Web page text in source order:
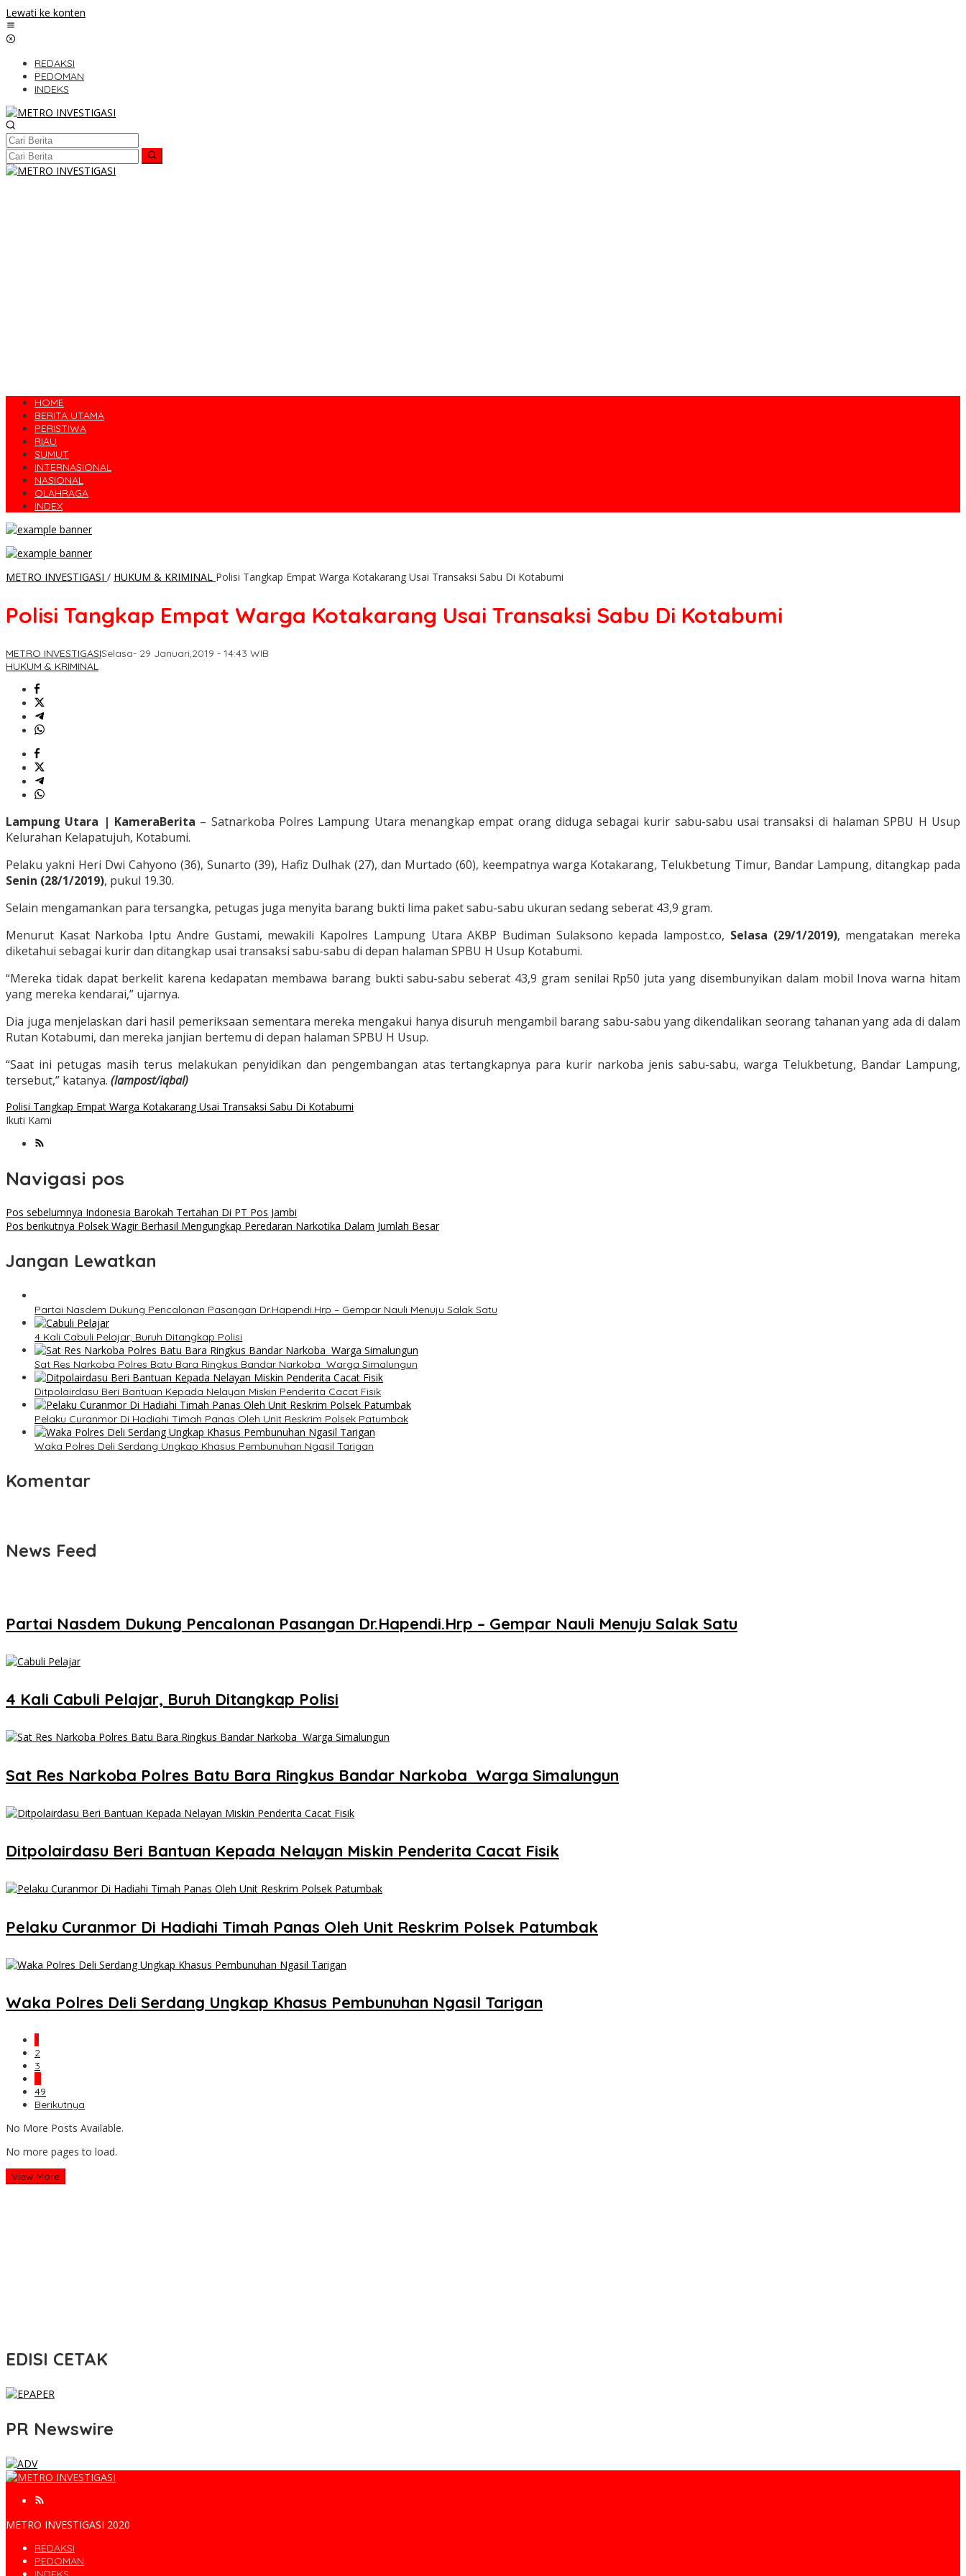
Lewati ke konten
REDAKSI
PEDOMAN
INDEKS
HOME
BERITA UTAMA
PERISTIWA
RIAU
SUMUT
INTERNASIONAL
NASIONAL
OLAHRAGA
INDEX
METRO INVESTIGASI / HUKUM & KRIMINAL Polisi Tangkap Empat Warga Kotakarang Usai Transaksi Sabu Di Kotabumi
Polisi Tangkap Empat Warga Kotakarang Usai Transaksi Sabu Di Kotabumi
METRO INVESTIGASISelasa- 29 Januari,2019 - 14:43 WIB
HUKUM & KRIMINAL
Lampung Utara | KameraBerita – Satnarkoba Polres Lampung Utara menangkap empat orang diduga sebagai kurir sabu-sabu usai transaksi di halaman SPBU H Usup
Kelurahan Kelapatujuh, Kotabumi.
Pelaku yakni Heri Dwi Cahyono (36), Sunarto (39), Hafiz Dulhak (27), dan Murtado (60), keempatnya warga Kotakarang, Telukbetung Timur, Bandar Lampung, ditangkap pada
Senin (28/1/2019), pukul 19.30.
Selain mengamankan para tersangka, petugas juga menyita barang bukti lima paket sabu-sabu ukuran sedang seberat 43,9 gram.
Menurut Kasat Narkoba Iptu Andre Gustami, mewakili Kapolres Lampung Utara AKBP Budiman Sulaksono kepada lampost.co, Selasa (29/1/2019), mengatakan mereka
diketahui sebagai kurir dan ditangkap usai transaksi sabu-sabu di depan halaman SPBU H Usup Kotabumi.
“Mereka tidak dapat berkelit karena kedapatan membawa barang bukti sabu-sabu seberat 43,9 gram senilai Rp50 juta yang disembunyikan dalam mobil Inova warna hitam
yang mereka kendarai,” ujarnya.
Dia juga menjelaskan dari hasil pemeriksaan sementara mereka mengakui hanya disuruh mengambil barang sabu-sabu yang dikendalikan seorang tahanan yang ada di dalam
Rutan Kotabumi, dan mereka janjian bertemu di depan halaman SPBU H Usup.
“Saat ini petugas masih terus melakukan penyidikan dan pengembangan atas tertangkapnya para kurir narkoba jenis sabu-sabu, warga Telukbetung, Bandar Lampung,
tersebut,” katanya. (lampost/iqbal)
Polisi Tangkap Empat Warga Kotakarang Usai Transaksi Sabu Di Kotabumi
Ikuti Kami
Navigasi pos
Pos sebelumnya Indonesia Barokah Tertahan Di PT Pos Jambi
Pos berikutnya Polsek Wagir Berhasil Mengungkap Peredaran Narkotika Dalam Jumlah Besar
Jangan Lewatkan
Partai Nasdem Dukung Pencalonan Pasangan Dr.Hapendi.Hrp – Gempar Nauli Menuju Salak Satu
4 Kali Cabuli Pelajar, Buruh Ditangkap Polisi
Sat Res Narkoba Polres Batu Bara Ringkus Bandar Narkoba Warga Simalungun
Ditpolairdasu Beri Bantuan Kepada Nelayan Miskin Penderita Cacat Fisik
Pelaku Curanmor Di Hadiahi Timah Panas Oleh Unit Reskrim Polsek Patumbak
Waka Polres Deli Serdang Ungkap Khasus Pembunuhan Ngasil Tarigan
Komentar
News Feed
Partai Nasdem Dukung Pencalonan Pasangan Dr.Hapendi.Hrp – Gempar Nauli Menuju Salak Satu
4 Kali Cabuli Pelajar, Buruh Ditangkap Polisi
Sat Res Narkoba Polres Batu Bara Ringkus Bandar Narkoba Warga Simalungun
Ditpolairdasu Beri Bantuan Kepada Nelayan Miskin Penderita Cacat Fisik
Pelaku Curanmor Di Hadiahi Timah Panas Oleh Unit Reskrim Polsek Patumbak
Waka Polres Deli Serdang Ungkap Khasus Pembunuhan Ngasil Tarigan
1
2
3
…
49
Berikutnya
No More Posts Available.
No more pages to load.
View More
EDISI CETAK
PR Newswire
METRO INVESTIGASI 2020
REDAKSI
PEDOMAN